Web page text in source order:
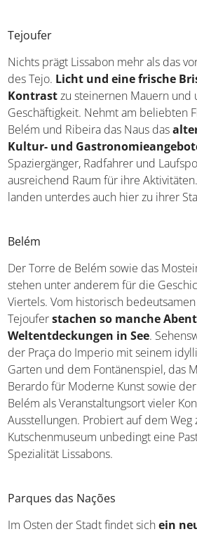
Tejoufer
Nichts prägt Lissabon mehr als das
des Tejo. Licht und eine frische
Kontrastzu steinernen Mauern und
Geschäftigkeit. Nehmt am beliebten
Belém und Ribeira das Naus das
Kultur- und
Spaziergänger, Radfahrer und
ausreichend Raum für ihre
landen unterdes auch hier zu ihrer
Belém
Der Torre de Belém sowie das
stehen unter anderem für die
Viertels. Vom historisch
Tejouferstachen so manche
Weltentdeckungen in See.
der Praça do Imperio mit seinem
Garten und dem Fontänenspiel, das
Berardo für Moderne Kunst sowie
Belém als Veranstaltungsort vieler
Ausstellungen. Probiert auf dem Weg
Kutschenmuseum unbedingt eine
Spezialität Lissabons.
Parques das Nações
Im Osten der Stadt findet sichein